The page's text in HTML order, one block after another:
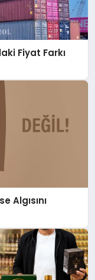
Fiyat Farkı
Algısını